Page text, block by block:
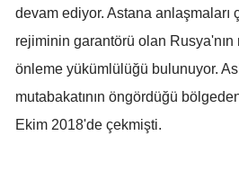
Sakarya
Samsun
Siirt
devam ediyor. Astana anlaşmaları
rejiminin garantörü olan Rusya'nın
önleme yükümlülüğü bulunuyor.
mutabakatının öngördüğü
Ekim 2018'de çekmişti.